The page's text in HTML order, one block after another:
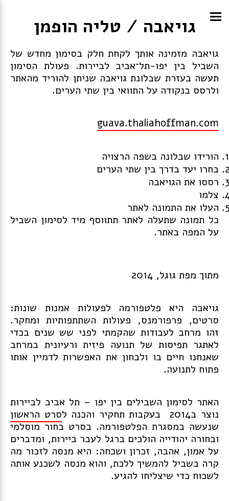
גויאבה / טליה הופמן
גויאבה מזמינה אותך לקחת חלק בסימון מחדש של
השביל בין יפו-תל־אביב לביירות. פעולת הסימון
תעשה בעזרת שבלונת גויאבה שניתן להוריד מהאתר
ולרסס בנקודה על התוואי בין שתי הערים.
guava.thaliahoffman.com
הורידו שבלונה בשפה הרצויה
בחרו יעד בדרך בין שתי הערים
רססו את הגויאבה
צלמו
העלו את התמונה לאתר
כל תמונה שתעלה לאתר תתווסף מיד לסימון השביל
על המפה באתר.
מתוך מפת גוגל, 2014
גויאבה היא פלטפורמה לפעולות אמנות שונות:
סרטים, פרפורמנס, פעולות השתתפותיות ומחקר.
זהו מרחב לעבודות שהקמתי לפני שש שנים בכדי
לאתגר תפיסות של תנועה פיזית ורעיונית במרחב
שאנחנו חיים בו ולבחון את האפשרות לדמיין אותו
פתוח לתנועה.
האתר לסימון השבילים בין יפו – תל אביב לביירות
נוצר ב2014 בעקבות תחקיר והכנה ל
סרט הראשון
שנעשה במסגרת הפלטפורמה. בסרט בחור מוסלמי
ובחורה יהודייה הולכים ברגל לעבר ביירות, ומדברים
על אמון, אהבה, זכרון ושכחה: היא מנסה לזכור מה
קרה בשביל להמשיך ללכת, והוא מנסה לשכנע אותה
לשכוח כדי שיצליחו להגיע.